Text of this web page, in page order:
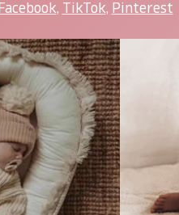
Facebook, TikTok, Pinterest